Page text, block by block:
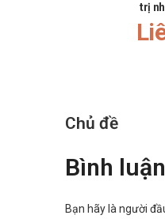
trị
Chủ đề
Bình luận
Bạn hãy là người